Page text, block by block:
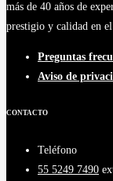
más de 40 años de
prestigio y calidad en
Preguntas
Aviso de
CONTACTO
Teléfono
55 5249 7490